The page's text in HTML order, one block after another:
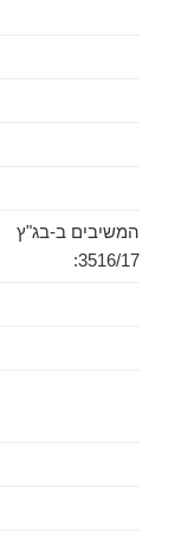
המשיבים ב-בג"ץ
3516/17: